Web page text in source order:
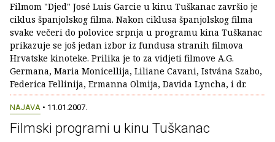
Filmom "Djed" José Luis Garcie u kinu Tuškanac završio je
ciklus španjolskog filma. Nakon ciklusa španjolskog filma
svake večeri do polovice srpnja u programu kina Tuškanac
prikazuje se još jedan izbor iz fundusa stranih filmova
Hrvatske kinoteke. Prilika je to za vidjeti filmove A.G.
Germana, Maria Monicellija, Liliane Cavani, Istvána Szabo,
Federica Fellinija, Ermanna Olmija, Davida Lyncha, i dr.
NAJAVA • 11.01.2007.
Filmski programi u kinu Tuškanac